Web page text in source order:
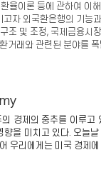
율이론 등에 관하여 이
자 외국환은행의 기능
조 및 조정, 국제금융시
거래와 관련된 분야를
경제의 중추를 이루고
향을 미치고 있다. 오늘
우리에게는 미국 경제